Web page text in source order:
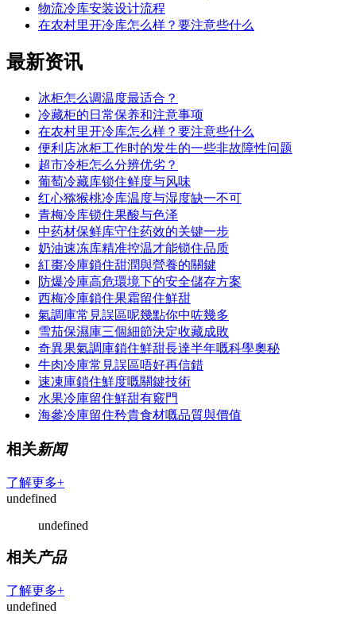
物流冷库安装设计流程
在农村里开冷库怎么样？要注意些什么
最新资讯
冰柜怎么调温度最适合？
冷藏柜的日常保养和注意事项
在农村里开冷库怎么样？要注意些什么
便利店冰柜工作时的发生的一些非故障性问题
超市冷柜怎么分辨优劣？
葡萄冷藏库锁住鲜度与风味
红心猕猴桃冷库温度与湿度缺一不可
青梅冷库锁住果酸与色泽
中药材保鲜库守住药效的关键一步
奶油速冻库精准控温才能锁住品质
紅棗冷庫鎖住甜潤與營養的關鍵
防爆冷庫高危環境下的安全儲存方案
西梅冷庫鎖住果霜留住鮮甜
氣調庫常見誤區呢幾點你中咗幾多
雪茄保濕庫三個細節決定收藏成敗
奇異果氣調庫鎖住鮮甜長達半年嘅科學奧秘
牛肉冷庫常見誤區唔好再信錯
速凍庫鎖住鮮度嘅關鍵技術
水果冷庫留住鮮甜有竅門
海參冷庫留住矜貴食材嘅品質與價值
相关新闻
了解更多+
undefined
undefined
相关产品
了解更多+
undefined